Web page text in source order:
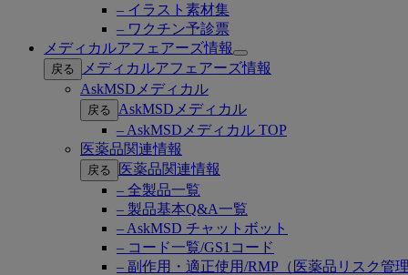
– イラスト素材集
– ワクチン予診票
メディカルアフェアーズ情報
Open
submenu
戻る
メディカルアフェアーズ情報
AskMSDメディカル
戻る
AskMSDメディカル
– AskMSDメディカル TOP
医薬品関連情報
戻る
医薬品関連情報
– 全製品一覧
– 製品基本Q&A一覧
– AskMSD チャットボット
– コード一覧/GS1コード
– 副作用・適正使用/RMP（医薬品リスク管理